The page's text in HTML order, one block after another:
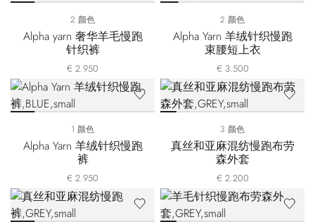
2 颜色
Alpha yarn 奢华羊毛慢跑
针织裤
€ 2.950
2 颜色
Alpha Yarn 羊绒针织慢跑
束腰短上衣
€ 3.500
1 颜色
Alpha Yarn 羊绒针织慢跑
裤
€ 2.950
3 颜色
真丝和亚麻混纺慢跑布劳
森外套
€ 2.200